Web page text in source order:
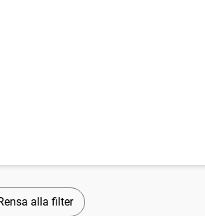
alla filter